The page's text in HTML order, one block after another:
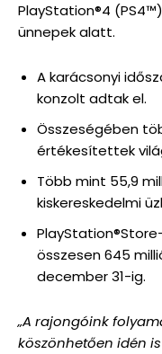
PlayStation®4
ünnepek alatt.
A karácsonyi
konzolt adtak el.
Összeségében
értékesítettek
Több mint 55,9
kiskereskedelmi
összesen 645
december 31-ig.
„A rajongóink
köszönhetően idén